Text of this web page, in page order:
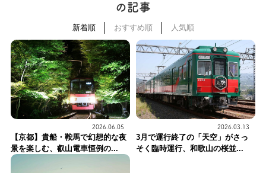
の記事
新着順 おすすめ順 人気順
2026.06.05
【京都】貴船・鞍馬で幻想的な夜
景を楽しむ、叡山電車恒例の...
2026.03.13
3月で運行終了の「天空」がさっ
そく臨時運行、和歌山の桜並...